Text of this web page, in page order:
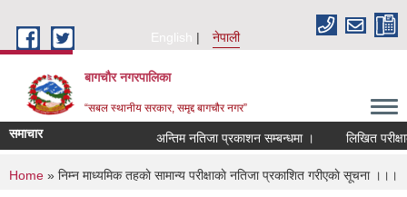
English
नेपाली
बागचौर नगरपालिका
“सबल स्थानीय सरकार, समृद्द बागचौर नगर”
समाचार अन्तिम नतिजा प्रकाशन सम्बन्धमा । लिखित
You are here
Home » निम्न माध्यमिक तहकाे सामान्य परीक्षाकाे नतिजा प्रकाशित गरीएकाे सूचना ।।।